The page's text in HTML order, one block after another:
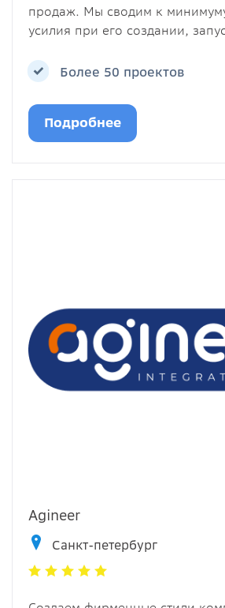
продаж. Мы сводим к
усилия при его создании,
Более 50 проектов
Подробнее
Agineer
Санкт-петербург